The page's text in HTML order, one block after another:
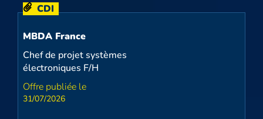
CDI
MBDA France
Chef de projet systèmes
électroniques F/H
31/07/2026